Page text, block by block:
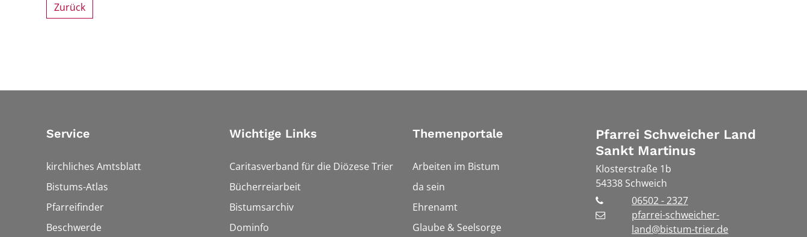
Zurück
Service
kirchliches Amtsblatt
Bistums-Atlas
Pfarreifinder
Beschwerde
Wichtige Links
Caritasverband für die Diözese Trier
Bücherreiarbeit
Bistumsarchiv
Dominfo
Themenportale
Arbeiten im Bistum
da sein
Ehrenamt
Glaube & Seelsorge
Pfarrei Schweicher Land
Sankt Martinus
Klosterstraße 1b
54338 Schweich
06502 - 2327
pfarrei-schweicher-
land@bistum-trier.de